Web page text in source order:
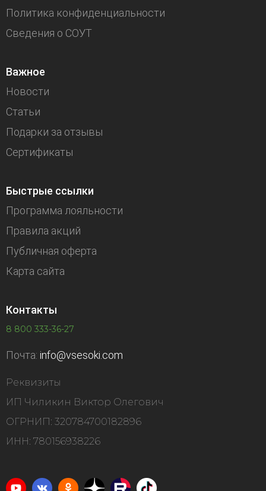
Политика конфиденциальности
Сведения о СОУТ
Важное
Новости
Статьи
Подарки за отзывы
Сертификаты
Быстрые ссылки
Программа лояльности
Правила акций
Публичная оферта
Карта сайта
Контакты
8 800 333-36-27
Почта: info@vsesoki.com
Реквизиты
ИП Чиликин Виктор Олегович
ОГРНИП: 320784700182896
ИНН: 780156938226